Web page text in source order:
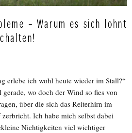
– Warum es sich lohnt
erlebe ich wohl heute wieder im Stall?“
wo doch der Wind so fies von
über die sich das Reiterhirn im
Ich habe mich selbst dabei
Nichtigkeiten viel wichtiger